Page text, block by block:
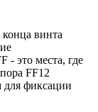
винта
- это места, где
FF12
фиксации